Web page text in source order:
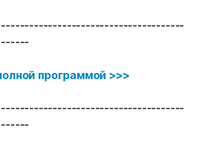
программой >>>